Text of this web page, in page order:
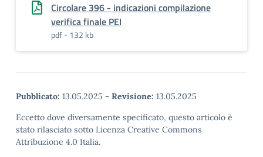
Circolare 396 - indicazioni compilazione
verifica finale PEI
pdf - 132 kb
Pubblicato: 13.05.2025 - Revisione: 13.05.2025
Eccetto dove diversamente specificato, questo articolo è
stato rilasciato sotto Licenza Creative Commons
Attribuzione 4.0 Italia.